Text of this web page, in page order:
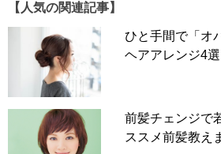
【人気の関連記事】
ひと手間で「
ヘアアレンジ4選
前髪チェンジで
ススメ前髪教え